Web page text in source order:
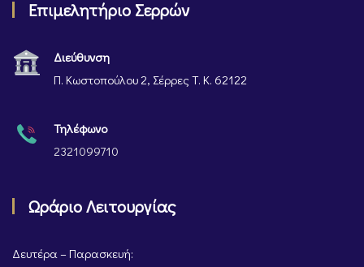
Επιμελητήριο Σερρών
Διεύθυνση
Π. Κωστοπούλου 2, Σέρρες Τ. Κ. 62122
Τηλέφωνο
2321099710
Ωράριο Λειτουργίας
Δευτέρα – Παρασκευή: